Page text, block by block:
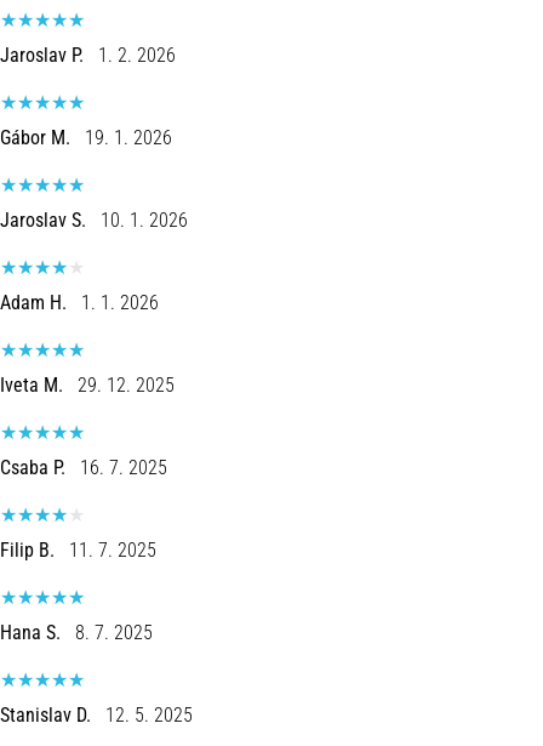
waar…
•
7 min. lezen
Hardlopersknie:
Oorzaken,
Behandeling
en
Preventie
ook
wel
als
het
bandsyndroom
(ITBS),
een
zeer
gezondheidsprobleem…
Jaroslav P. 1. 2. 2026
Gábor M. 19. 1. 2026
Jaroslav S. 10. 1. 2026
Adam H. 1. 1. 2026
Iveta M. 29. 12. 2025
Csaba P. 16. 7. 2025
Filip B. 11. 7. 2025
Hana S. 8. 7. 2025
Stanislav D. 12. 5. 2025